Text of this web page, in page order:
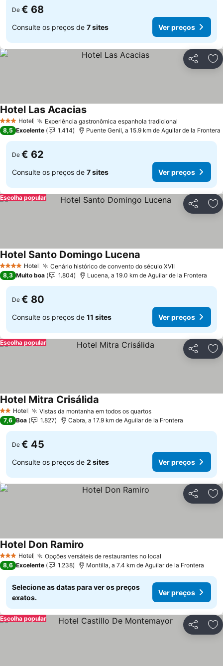
De € 68
Consulte os preços de 7 sites Ver preços
Partilhar
3 EstrelasHotel Experiência gastronômica espanhola tradicional
Hotel Las AcaciasVer preços
8,5 Excelente 1.414 Puente Genil, a 15.9 km de Aguilar de la Frontera
De € 62
Consulte os preços de 7 sites Ver preços
Partilhar
Escolha popular
4 EstrelasHotel Cenário histórico de convento do século XVIIVer preços
Hotel Santo Domingo Lucena
8,3 Muito boa 1.804 Lucena, a 19.0 km de Aguilar de la Frontera
De € 80
Consulte os preços de 11 sites Ver preços
Partilhar
Escolha popular
2 Estrelas
Hotel Vistas da montanha em todos os quartosVer preços
Hotel Mitra Crisálida
7,6 Boa 1.827 Cabra, a 17.9 km de Aguilar de la Frontera
De € 45
Consulte os preços de 2 sites Ver preços
Partilhar
3 EstrelasHotel Opções versáteis de restaurantes no local
Hotel Don Ramiro
8,6 Excelente 1.238 Montilla, a 7.4 km de Aguilar de la Frontera
Selecione as datas para ver os preços
exatos.
Ver preços
Partilhar
Escolha popular